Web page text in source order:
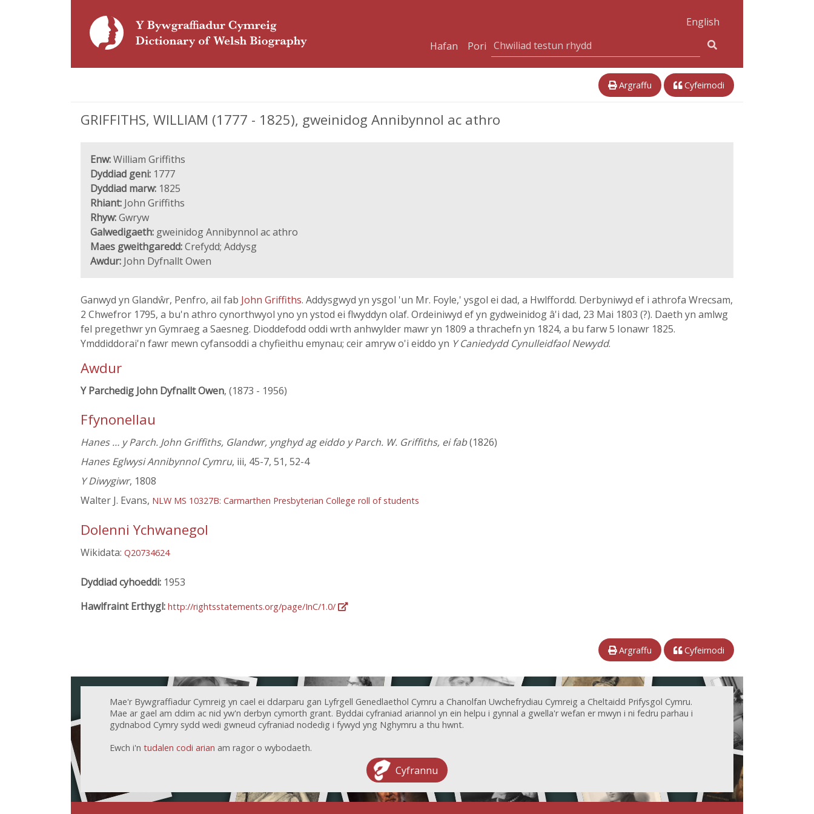
English
Hafan
Pori
Argraffu Cyfeirnodi
GRIFFITHS, WILLIAM (1777 - 1825), gweinidog Annibynnol ac athro
Enw:William Griffiths
Dyddiad geni: 1777
Dyddiad marw: 1825
Rhiant: John Griffiths
Rhyw:Gwryw
Galwedigaeth: gweinidog Annibynnol ac athro
Maes gweithgaredd:Crefydd; Addysg
Awdur: John Dyfnallt Owen
Ganwyd yn Glandŵr, Penfro, ail fab John Griffiths. Addysgwyd yn ysgol 'un Mr. Foyle,' ysgol ei dad, a Hwlffordd. Derbyniwyd ef i athrofa Wrecsam,
2 Chwefror 1795, a bu'n athro cynorthwyol yno yn ystod ei flwyddyn olaf. Ordeiniwyd ef yn gydweinidog â'i dad, 23 Mai 1803 (?). Daeth yn amlwg
fel pregethwr yn Gymraeg a Saesneg. Dioddefodd oddi wrth anhwylder mawr yn 1809 a thrachefn yn 1824, a bu farw 5 Ionawr 1825.
Ymddiddorai'n fawr mewn cyfansoddi a chyfieithu emynau; ceir amryw o'i eiddo yn Y Caniedydd Cynulleidfaol Newydd.
Awdur
Y Parchedig John Dyfnallt Owen, (1873 - 1956)
Ffynonellau
Hanes … y Parch. John Griffiths, Glandwr, ynghyd ag eiddo y Parch. W. Griffiths, ei fab(1826)
Hanes Eglwysi Annibynnol Cymru, iii, 45-7, 51, 52-4
Y Diwygiwr, 1808
Walter J. Evans, NLW MS 10327B: Carmarthen Presbyterian College roll of students
Dolenni Ychwanegol
Wikidata: Q20734624
Dyddiad cyhoeddi: 1953
Hawlfraint Erthygl: http://rightsstatements.org/page/InC/1.0/
Argraffu Cyfeirnodi
Mae'r Bywgraffiadur Cymreig yn cael ei ddarparu gan Lyfrgell Genedlaethol Cymru a Chanolfan Uwchefrydiau Cymreig a Cheltaidd Prifysgol Cymru.
Mae ar gael am ddim ac nid yw'n derbyn cymorth grant. Byddai cyfraniad ariannol yn ein helpu i gynnal a gwella'r wefan er mwyn i ni fedru parhau i
gydnabod Cymry sydd wedi gwneud cyfraniad nodedig i fywyd yng Nghymru a thu hwnt.
Ewch i'n tudalen codi arian am ragor o wybodaeth.
Cyfrannu